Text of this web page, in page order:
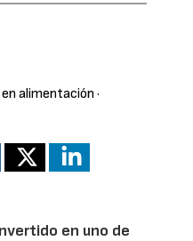
alimentación ·
en uno de